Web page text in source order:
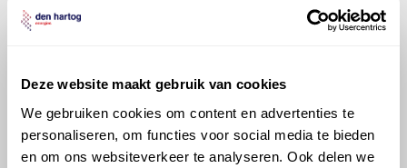
Deze website maakt gebruik van cookies
We gebruiken cookies om content en advertenties te
personaliseren, om functies voor social media te bieden
en om ons websiteverkeer te analyseren. Ook delen we